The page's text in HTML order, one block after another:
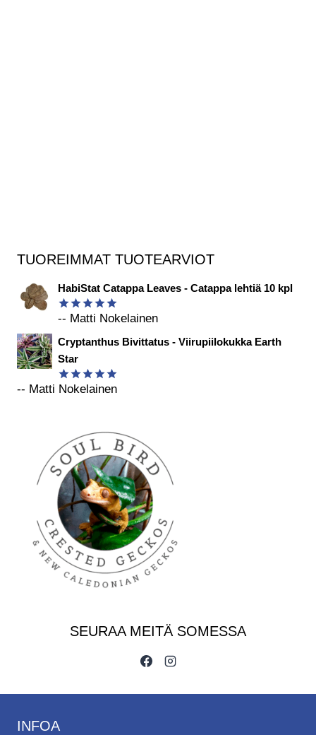
TUOREIMMAT TUOTEARVIOT
HabiStat Catappa Leaves - Catappa lehtiä 10 kpl
Arvostelu
5/ 5
-- Matti Nokelainen
Cryptanthus Bivittatus - Viirupiilokukka Earth
Star
Arvostelu
-- Matti Nokelainen
SEURAA MEITÄ SOMESSA
INFOA